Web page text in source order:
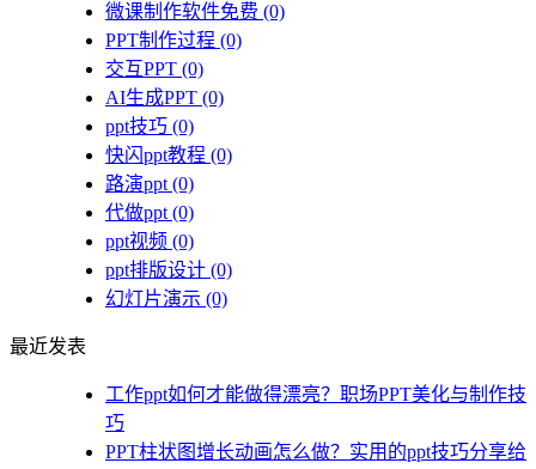
微课制作软件免费 (0)
PPT制作过程 (0)
交互PPT (0)
AI生成PPT (0)
ppt技巧 (0)
快闪ppt教程 (0)
路演ppt (0)
代做ppt (0)
ppt视频 (0)
ppt排版设计 (0)
幻灯片演示 (0)
最近发表
工作ppt如何才能做得漂亮？职场PPT美化与制作技
巧
PPT柱状图增长动画怎么做？实用的ppt技巧分享给